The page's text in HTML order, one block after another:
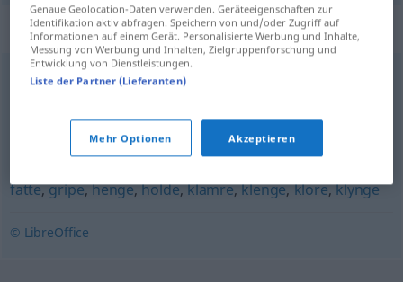
Synonyme für "hake"
ansikt,bakhode ,hår,isse,
nese,nesebor,panne,skjegg,tenner,tinning
øreflipp,øye
fatte,gripe,henge,holde,klamre,klenge,klore,klynge
© LibreOffice
Genaue Geolocation-Daten verwenden. Geräteeigenschaften zur
Identifikation aktiv abfragen. Speichern von und/oder Zugriff auf
Informationen auf einem Gerät. Personalisierte Werbung und Inhalte,
Messung von Werbung und Inhalten, Zielgruppenforschung und
Entwicklung von Dienstleistungen.
Liste der Partner (Lieferanten)
Mehr Optionen Akzeptieren